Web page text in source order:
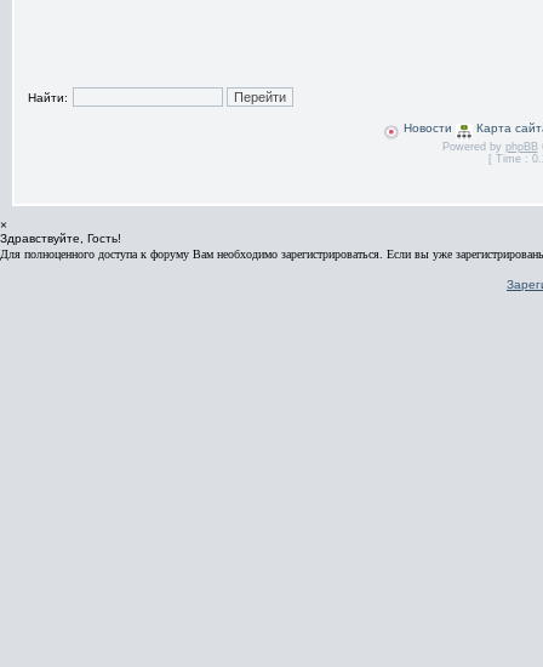
Найти:
Новости Карта
Powered by phpBB
[ Time :
×
Здравствуйте, Гость!
Для полноценного доступа к форуму Вам необходимо зарегистрироваться. Если вы уже